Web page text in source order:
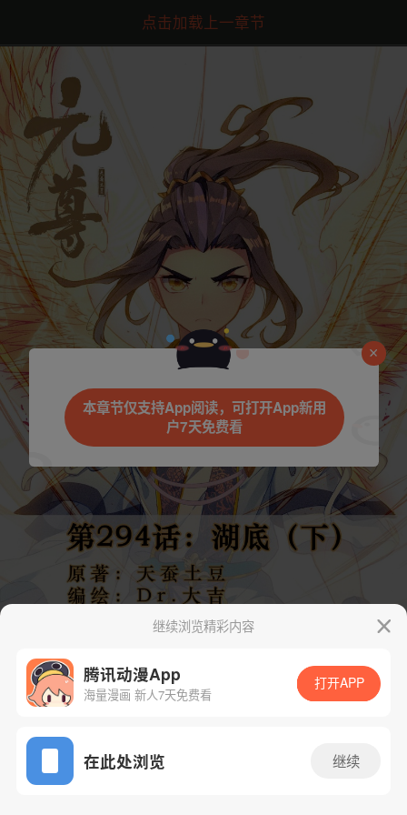
点击加载上一章节
App免费看
继续浏览精彩内容
腾讯动漫App
海量漫画 新人7天免费看
打开APP
在此处浏览 继续
本章节仅支持App阅读，可打开App新用
户7天免费看
是否前往腾漫App继续阅读
立即前往